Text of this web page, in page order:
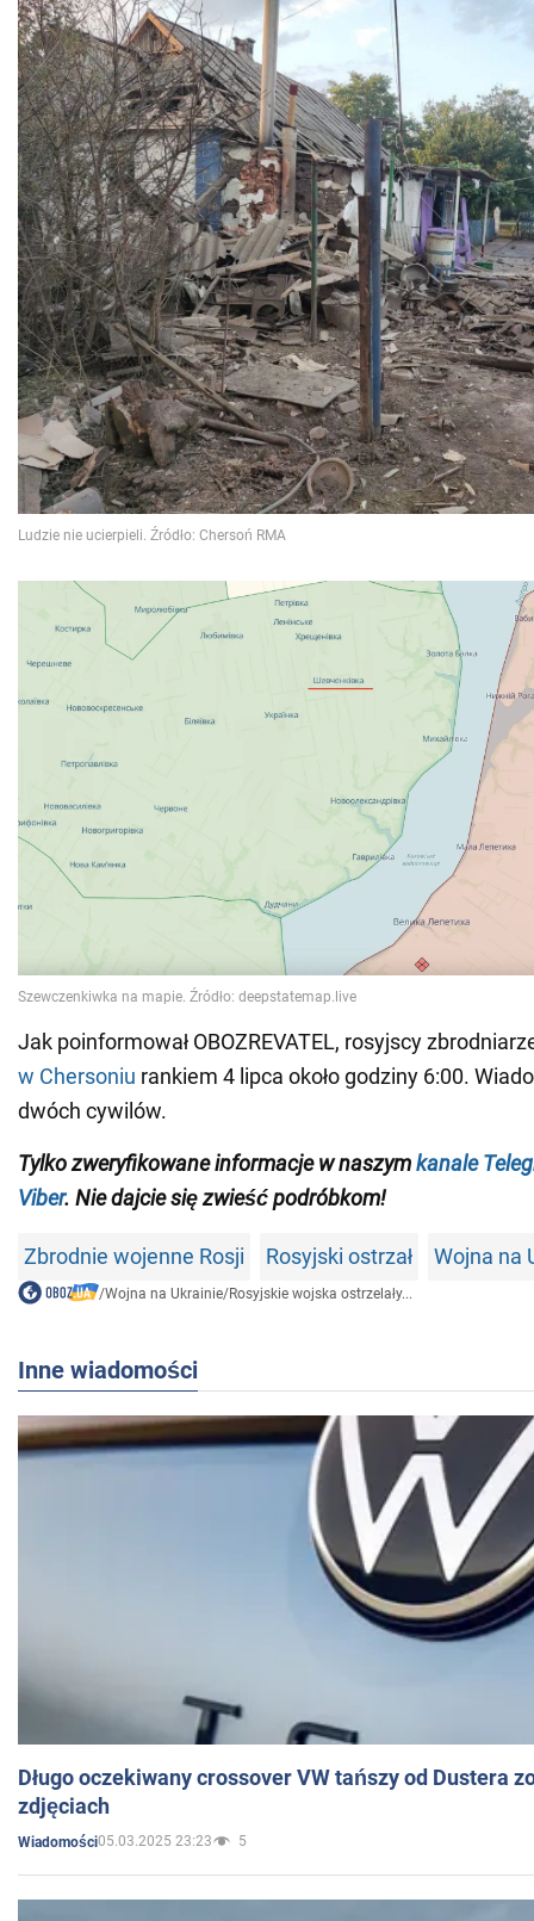
Jak poinformował OBOZREVATEL, rosyjscy
w Chersoniu rankiem 4 lipca około godziny 6:00.
dwóch cywilów.
Tylko zweryfikowane informacje w naszymkanale
Viber. Nie dajcie się zwieść podróbkom!
Zbrodnie wojenne Rosji Rosyjski ostrzał Wojna na
/Wojna na Ukrainie/Rosyjskie wojska ostrzelały...
Inne wiadomości
Długo oczekiwany crossover VW tańszy od Dustera
zdjęciach
Wiadomości05.03.2025 23:23 5